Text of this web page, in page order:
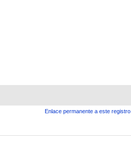
Enlace permanente a este registro